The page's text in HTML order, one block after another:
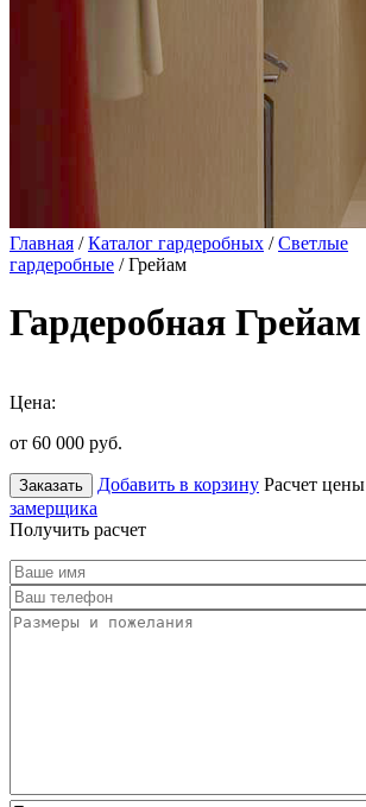
Главная /Каталог гардеробных /Светлые
гардеробные / Грейам
Гардеробная Грейам
Цена:
от 60 000 руб.
Заказать Добавить в корзину Расчет цены
замерщика
Получить расчет